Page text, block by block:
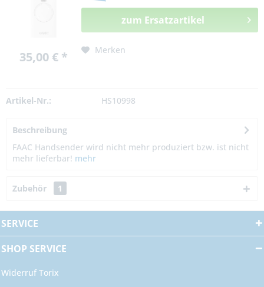
35,00 € *
zum Ersatzartikel
Merken
Artikel-Nr.: HS10998
Beschreibung
FAAC Handsender wird nicht mehr produziert bzw. ist nicht
mehr lieferbar! mehr
Zubehör 1
SERVICE
SHOP SERVICE
Widerruf Torix